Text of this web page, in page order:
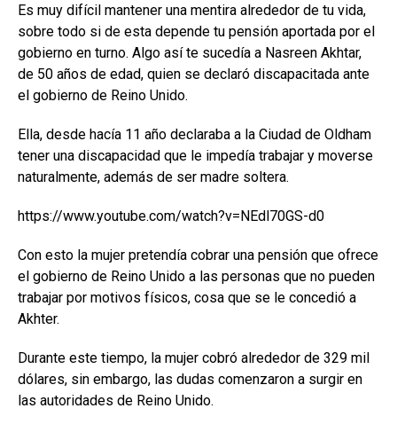
Es muy difícil mantener una mentira alrededor de tu vida,
sobre todo si de esta depende tu pensión aportada por el
gobierno en turno. Algo así te sucedía a Nasreen Akhtar,
de 50 años de edad, quien se declaró discapacitada ante
el gobierno de Reino Unido.
Ella, desde hacía 11 año declaraba a la Ciudad de Oldham
tener una discapacidad que le impedía trabajar y moverse
naturalmente, además de ser madre soltera.
https://www.youtube.com/watch?v=NEdl70GS-d0
Con esto la mujer pretendía cobrar una pensión que ofrece
el gobierno de Reino Unido a las personas que no pueden
trabajar por motivos físicos, cosa que se le concedió a
Akhter.
Durante este tiempo, la mujer cobró alrededor de 329 mil
dólares, sin embargo, las dudas comenzaron a surgir en
las autoridades de Reino Unido.